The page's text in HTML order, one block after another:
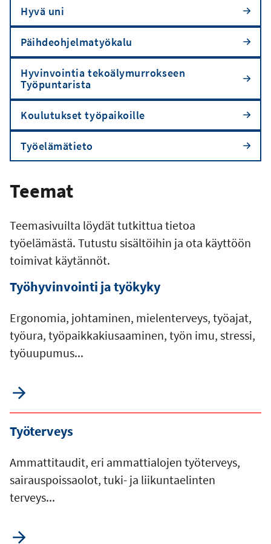
Hyvä uni
Päihdeohjelmatyökalu
Hyvinvointia tekoälymurrokseen
Työpuntarista
Koulutukset työpaikoille
Työelämätieto
Teemat
Teemasivuilta löydät tutkittua tietoa
työelämästä. Tutustu sisältöihin ja ota käyttöön
toimivat käytännöt.
Työhyvinvointi ja työkyky
Ergonomia, johtaminen, mielenterveys, työajat,
työura, työpaikkakiusaaminen, työn imu, stressi,
työuupumus...
Työterveys
Ammattitaudit, eri ammattialojen työterveys,
sairauspoissaolot, tuki- ja liikuntaelinten
terveys...